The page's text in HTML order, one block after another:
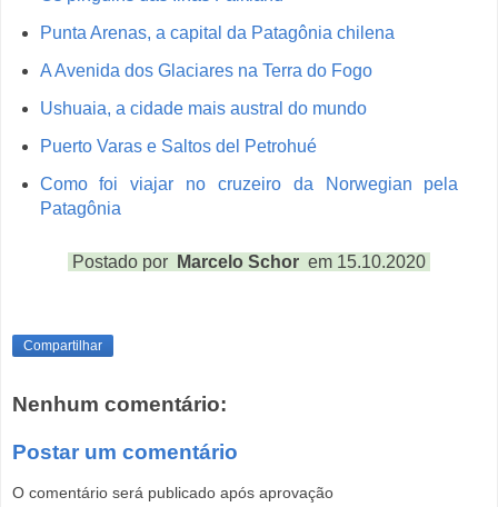
Punta Arenas, a capital da Patagônia chilena
A Avenida dos Glaciares na Terra do Fogo
Ushuaia, a cidade mais austral do mundo
Puerto Varas e Saltos del Petrohué
Como foi viajar no cruzeiro da Norwegian pela
Patagônia
Postado por Marcelo Schor em 15.10.2020
Compartilhar
Nenhum comentário:
Postar um comentário
O comentário será publicado após aprovação